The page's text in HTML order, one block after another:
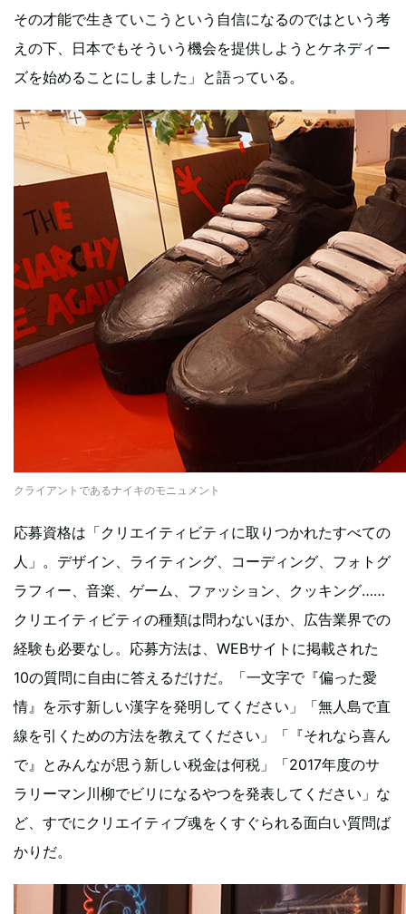
その才能で生きていこうという自信になるのではという考
えの下、日本でもそういう機会を提供しようとケネディー
ズを始めることにしました」と語っている。
クライアントであるナイキのモニュメント
応募資格は「クリエイティビティに取りつかれたすべての
人」。デザイン、ライティング、コーディング、フォトグ
ラフィー、音楽、ゲーム、ファッション、クッキング……
クリエイティビティの種類は問わないほか、広告業界での
経験も必要なし。応募方法は、WEBサイトに掲載された
10の質問に自由に答えるだけだ。「一文字で『偏った愛
情』を示す新しい漢字を発明してください」「無人島で直
線を引くための方法を教えてください」「『それなら喜ん
で』とみんなが思う新しい税金は何税」「2017年度のサ
ラリーマン川柳でビリになるやつを発表してください」な
ど、すでにクリエイティブ魂をくすぐられる面白い質問ば
かりだ。